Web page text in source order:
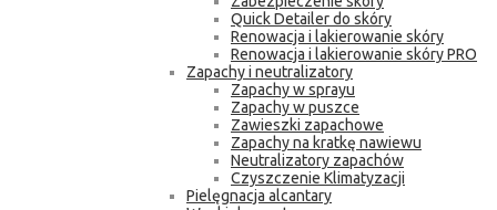
Quick Detailer do skóry
Renowacja i lakierowanie skóry
Renowacja i lakierowanie skóry PRO
Zapachy i neutralizatory
Zapachy w sprayu
Zapachy w puszce
Zawieszki zapachowe
Zapachy na kratkę nawiewu
Neutralizatory zapachów
Czyszczenie Klimatyzacji
Pielęgnacja alcantary